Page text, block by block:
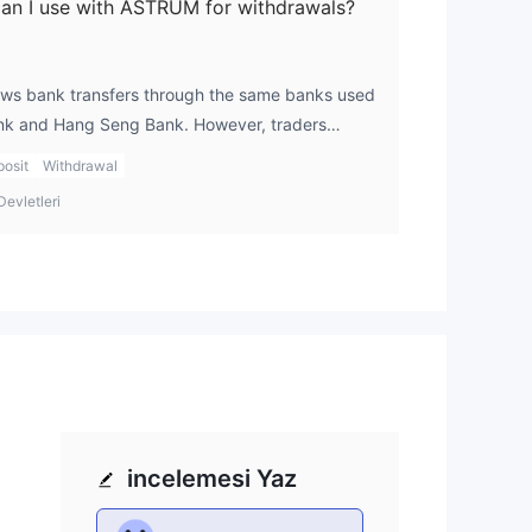
I use with ASTRUM for withdrawals?
bank transfers through the same banks used
and Hang Seng Bank. However, traders
Withdrawal
incelemesi Yaz